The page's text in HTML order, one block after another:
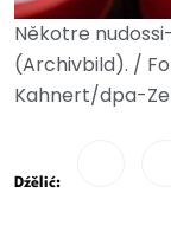
Někotre
(Archivbild). /
Kahnert/dpa-
Dźělić: